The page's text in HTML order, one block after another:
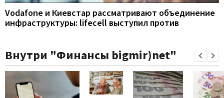
Vodafone и Киевстар рассматривают объединение
инфраструктуры: lifecell выступил против
Внутри "Финансы bigmir)net"